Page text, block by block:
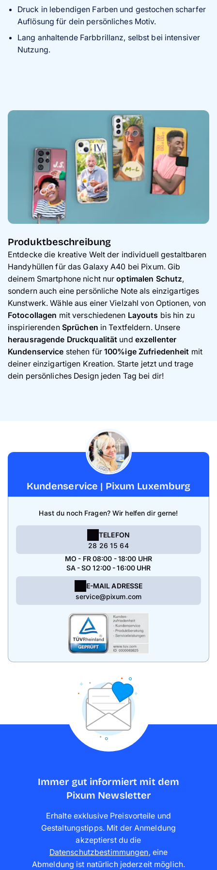
Druck in lebendigen Farben und gestochen scharfer
Auflösung für dein persönliches Motiv.
Lang anhaltende Farbbrillanz, selbst bei intensiver
Nutzung.
Produktbeschreibung
Entdecke die kreative Welt der individuell gestaltbaren
Handyhüllen für das Galaxy A40 bei Pixum. Gib
deinem Smartphone nicht nuroptimalen Schutz,
sondern auch eine persönliche Note als einzigartiges
Kunstwerk. Wähle aus einer Vielzahl von Optionen, von
Fotocollagen mit verschiedenen Layouts bis hin zu
inspirierenden Sprüchen in Textfeldern. Unsere
herausragende Druckqualität und exzellenter
Kundenservice stehen für100%ige Zufriedenheit mit
deiner einzigartigen Kreation. Starte jetzt und trage
dein persönliches Design jeden Tag bei dir!
Kundenservice | Pixum Luxemburg
Hast du noch Fragen? Wir helfen dir gerne!
TELEFON
28 26 15 64
MO - FR 08:00 - 18:00 UHR
SA - SO 12:00 - 16:00 UHR
E-MAIL ADRESSE
service@pixum.com
Immer gut informiert mit dem
Pixum Newsletter
Erhalte exklusive Preisvorteile und
Gestaltungstipps. Mit der Anmeldung
akzeptierst du die
Datenschutzbestimmungen, eine
Abmeldung ist natürlich jederzeit möglich.